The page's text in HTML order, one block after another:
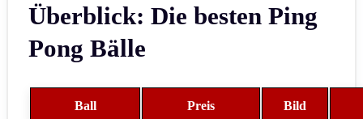
Überblick: Die besten Ping
Pong Bälle
Ball Preis Bild